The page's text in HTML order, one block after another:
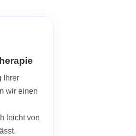
Ihrer
wir einen
leicht von